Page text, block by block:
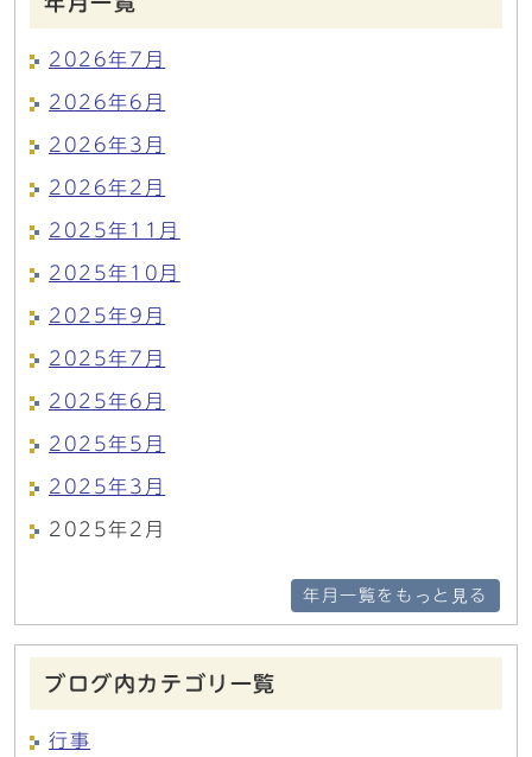
2026年7月
2026年6月
2026年3月
2026年2月
2025年11月
2025年10月
2025年9月
2025年7月
2025年6月
2025年5月
2025年3月
2025年2月
年月一覧をもっと見る
ブログ内カテゴリ一覧
行事